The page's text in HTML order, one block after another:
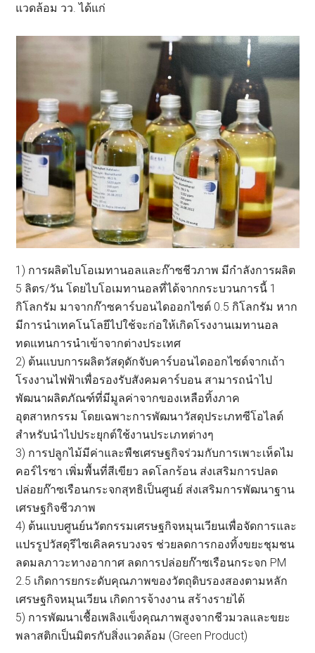
แวดล้อม วว. ได้แก่
1) การผลิตไบโอเมทานอลและก๊าซชีวภาพ มีกำลังการผลิต
5 ลิตร/วัน โดยไบโอเมทานอลที่ได้จากกระบวนการนี้ 1
กิโลกรัม มาจากก๊าซคาร์บอนไดออกไซต์ 0.5 กิโลกรัม หาก
มีการนำเทคโนโลยีไปใช้จะก่อให้เกิดโรงงานเมทานอล
ทดแทนการนำเข้าจากต่างประเทศ
2) ต้นแบบการผลิตวัสดุดักจับคาร์บอนไดออกไซด์จากเถ้า
โรงงานไฟฟ้าเพื่อรองรับสังคมคาร์บอน สามารถนำไป
พัฒนาผลิตภัณฑ์ที่มีมูลค่าจากของเหลือทิ้งภาค
อุตสาหกรรม โดยเฉพาะการพัฒนาวัสดุประเภทซีโอไลต์
สำหรับนำไปประยุกต์ใช้งานประเภทต่างๆ
3) การปลูกไม้มีค่าและพืชเศรษฐกิจร่วมกับการเพาะเห็ดไม
คอร์ไรซา เพิ่มพื้นที่สีเขียว ลดโลกร้อน ส่งเสริมการปลด
ปล่อยก๊าซเรือนกระจกสุทธิเป็นศูนย์ ส่งเสริมการพัฒนาฐาน
เศรษฐกิจชีวภาพ
4) ต้นแบบศูนย์นวัตกรรมเศรษฐกิจหมุนเวียนเพื่อจัดการและ
แปรรูปวัสดุรีไซเคิลครบวงจร ช่วยลดการกองทิ้งขยะชุมชน
ลดมลภาวะทางอากาศ ลดการปล่อยก๊าซเรือนกระจก PM
2.5 เกิดการยกระดับคุณภาพของวัตถุดิบรองสองตามหลัก
เศรษฐกิจหมุนเวียน เกิดการจ้างงาน สร้างรายได้
5) การพัฒนาเชื้อเพลิงแข็งคุณภาพสูงจากชีวมวลและขยะ
พลาสติกเป็นมิตรกับสิ่งแวดล้อม (Green Product)